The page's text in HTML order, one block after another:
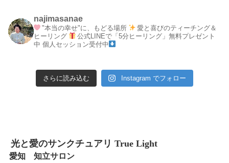
najimasanae
"本当の幸せ"に、もどる場所
愛と喜びのティーチング＆
ヒーリング
公式LINEで「5分ヒーリング」無料プレゼント
中 個人セッション受付中
さらに読み込む Instagram でフォロー
光と愛のサンクチュアリ True Light
愛知 知立サロン